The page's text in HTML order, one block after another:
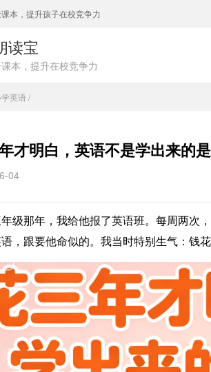
本，提升孩子在校竞争力
读宝
本，提升在校竞争力
英语 /
才明白，英语不是学出来的
04
年级那年，我给他报了英语班。每周两次
，跟要他命似的。我当时特别生气：钱